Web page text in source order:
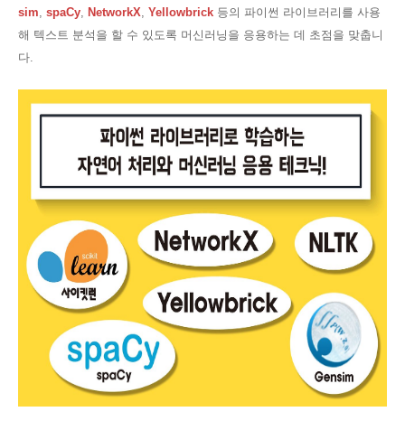
sim, spaCy, NetworkX, Yellowbrick 등의 파이썬 라이브러리를 사용
해 텍스트 분석을 할 수 있도록 머신러닝을 응용하는 데 초점을 맞춥니
다.